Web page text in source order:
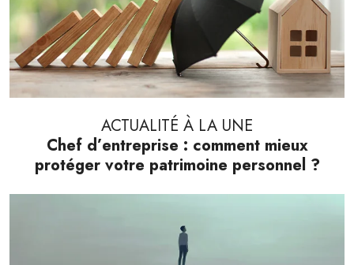
ACTUALITÉ À LA UNE
Chef d’entreprise : comment mieux
protéger votre patrimoine personnel ?